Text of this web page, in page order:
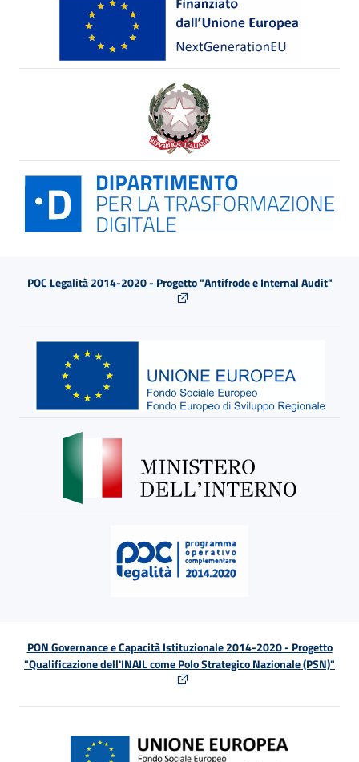
POC Legalità 2014-2020 - Progetto "Antifrode e Internal Audit"
PON Governance e Capacità Istituzionale 2014-2020 - Progetto
"Qualificazione dell'INAIL come Polo Strategico Nazionale (PSN)"